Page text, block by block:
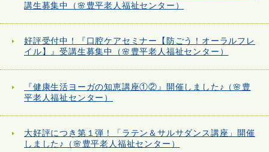
講生募集中（🌸豊平老人福祉センター）
好評受付中！『口腔ケアセミナー【防ごう！オーラルフレ
イル】』受講生募集中（🌸豊平老人福祉センター）
『健康生活ヨーガの知恵講座①②』開催しました♪（🌸豊
平老人福祉センター）
大好評につき第１弾！「ラテン＆サルサダンス講座」開催
しました♪（🌸豊平老人福祉センター）